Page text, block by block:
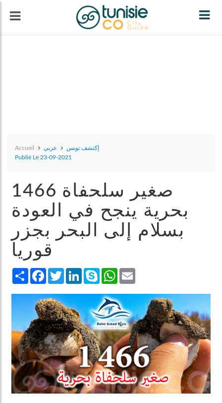
Accueil عربي
إكتشف تونس
Publié Le 23-09-2021
1466 صغير سلحفاة
بحرية ينجح في العودة
بسلام إلى البحر بجزر
قوريا
Share Facebook
TwitterLinkedInSkype WhatsApp